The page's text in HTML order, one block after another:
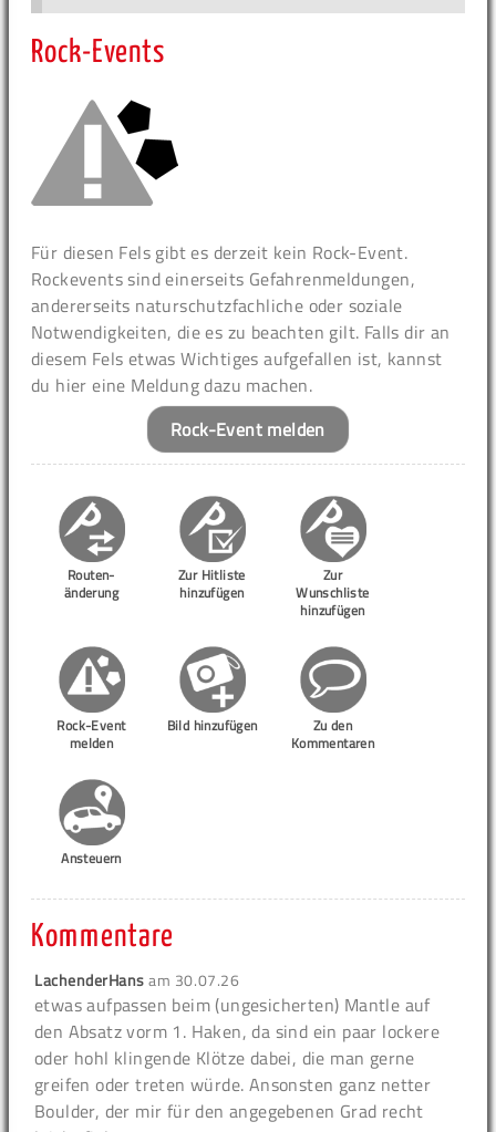
Rock-Events
Für diesen Fels gibt es derzeit kein Rock-Event.
Rockevents sind einerseits Gefahrenmeldungen,
andererseits naturschutzfachliche oder soziale
Notwendigkeiten, die es zu beachten gilt. Falls dir an
diesem Fels etwas Wichtiges aufgefallen ist, kannst
du hier eine Meldung dazu machen.
Rock-Event melden
Routen-
änderung
Zur Hitliste
hinzufügen
Zur
Wunschliste
hinzufügen
Rock-Event
melden
Bild hinzufügen
Zu den
Kommentaren
Ansteuern
Kommentare
LachenderHansam 30.07.26
etwas aufpassen beim (ungesicherten) Mantle auf
den Absatz vorm 1. Haken, da sind ein paar lockere
oder hohl klingende Klötze dabei, die man gerne
greifen oder treten würde. Ansonsten ganz netter
Boulder, der mir für den angegebenen Grad recht